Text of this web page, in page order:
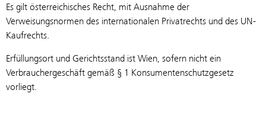
Es gilt österreichisches Recht, mit Ausnahme der
Verweisungsnormen des internationalen Privatrechts und des UN-
Kaufrechts.
Erfüllungsort und Gerichtsstand ist Wien, sofern nicht ein
Verbrauchergeschäft gemäß § 1 Konsumentenschutzgesetz
vorliegt.